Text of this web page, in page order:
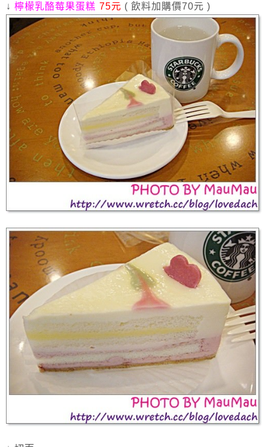
↓檸檬乳酪莓果蛋糕 75元 ( 飲料加購價70元 )